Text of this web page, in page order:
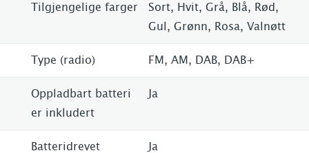
Tilgjengelige farger
Sort, Hvit, Grå, Blå, Rød,
Gul, Grønn, Rosa, Valnøtt
Type (radio) FM, AM, DAB, DAB+
Oppladbart batteri
er inkludert
Ja
Batteridrevet Ja